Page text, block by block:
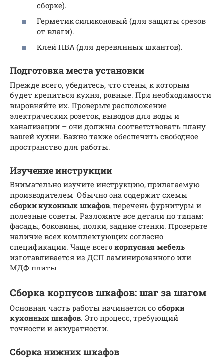
сборке).
Герметик силиконовый (для защиты срезов
от влаги).
Клей ПВА (для деревянных шкантов).
Подготовка места установки
Прежде всего, убедитесь, что стены, к которым
будет крепиться кухня, ровные. При необходимости
выровняйте их. Проверьте расположение
электрических розеток, выводов для воды и
канализации – они должны соответствовать плану
вашей кухни. Важно также обеспечить свободное
пространство для работы.
Изучение инструкции
Внимательно изучите инструкцию, прилагаемую
производителем. Обычно она содержит схемы
сборки кухонных шкафов, перечень фурнитуры и
полезные советы. Разложите все детали по типам:
фасады, боковины, полки, задние стенки. Проверьте
наличие всех комплектующих согласно
спецификации. Чаще всего корпусная мебель
изготавливается из ДСП ламинированного или
МДФ плиты.
Сборка корпусов шкафов: шаг за шагом
Основная часть работы начинается со сборки
кухонных шкафов. Это процесс, требующий
точности и аккуратности.
Сборка нижних шкафов